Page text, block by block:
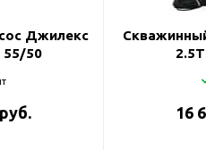
Джилекс
50
16